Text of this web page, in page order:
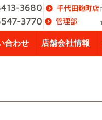
合わせ 店舗会社情報